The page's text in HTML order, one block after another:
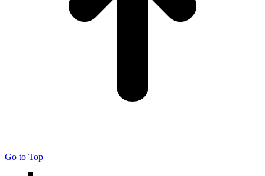
Go to Top